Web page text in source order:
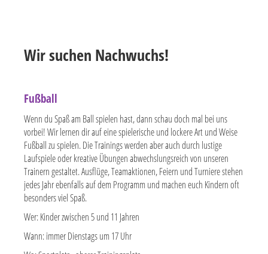
Wir suchen Nachwuchs!
Fußball
Wenn du Spaß am Ball spielen hast, dann schau doch mal bei uns
vorbei! Wir lernen dir auf eine spielerische und lockere Art und Weise
Fußball zu spielen. Die Trainings werden aber auch durch lustige
Laufspiele oder kreative Übungen abwechslungsreich von unseren
Trainern gestaltet. Ausflüge, Teamaktionen, Feiern und Turniere stehen
jedes Jahr ebenfalls auf dem Programm und machen euch Kindern oft
besonders viel Spaß.
Wer: Kinder zwischen 5 und 11 Jahren
Wann: immer Dienstags um 17 Uhr